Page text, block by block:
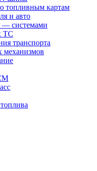
топливным картам
и авто
— системами
ТС
транспорта
механизмов